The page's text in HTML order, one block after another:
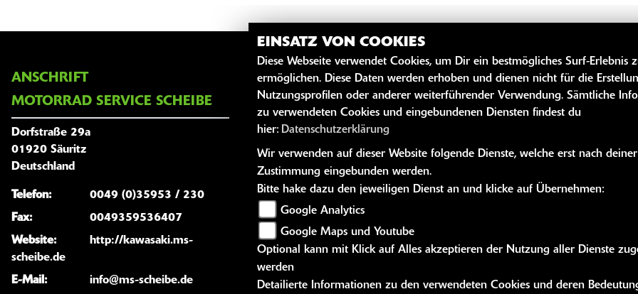
ANSCHRIFT
MOTORRAD SERVICE SCHEIBE
Dorfstraße 29a
01920 Säuritz
Deutschland
Telefon:
0049 (0)35953 / 230
Fax:
0049359536407
Website:
http://kawasaki.ms-
scheibe.de
E-Mail:
info@ms-scheibe.de
ÖFFNUNGSZEITEN
Montag:
09:00 - 12:30 und 13:30 - 18:00
Dienstag:
09:00 - 12:30 und 13:30 - 18:00
Mittwoch:
09:00 - 12:30 und 13:30 - 18:00
Donnerstag:
09:00 - 12:30 und 13:30 - 18:00
Freitag:
09:00 - 12:30 und 13:30 - 18:00
Samstag:
09:00 - 12:00
Sonntag:
geschlossen
WEITERE
EINSATZ VON COOKIES
Diese Webseite verwendet Cookies, um Dir ein bestmögliches Surf-Erlebnis
ermöglichen. Diese Daten werden erhoben und dienen nicht für die
Nutzungsprofilen oder anderer weiterführender Verwendung. Sämtliche
zu verwendeten Cookies und eingebundenen Diensten findest du
hier: Datenschutzerklärung
Wir verwenden auf dieser Website folgende Dienste, welche erst nach
Zustimmung eingebunden werden.
Bitte hake dazu den jeweiligen Dienst an und klicke auf Übernehmen:
Google Analytics
Google Maps und Youtube
Optional kann mit Klick auf Alles akzeptieren der Nutzung aller Dienste
werden
Detailierte Informationen zu den verwendeten Cookies und deren